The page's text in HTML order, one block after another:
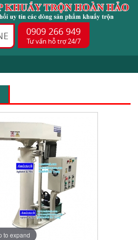
0909 266 949
Tư vấn hỗ trợ 24/7
to expand